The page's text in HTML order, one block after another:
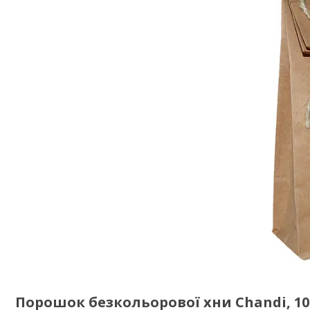
Порошок безкольорової хни Chandi,